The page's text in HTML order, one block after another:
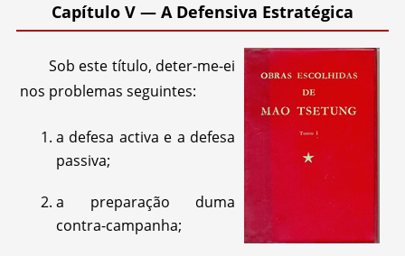
Capítulo V — A Defensiva Estratégica
Sob este título, deter-me-ei
nos problemas seguintes:
a defesa activa e a defesa
passiva;
a preparação duma
contra-campanha;